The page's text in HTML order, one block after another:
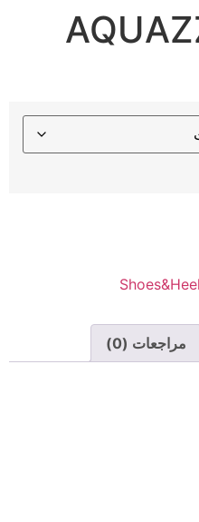
مراجعات (0)